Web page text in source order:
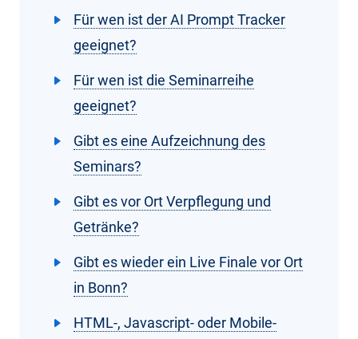
Für wen ist der AI Prompt Tracker
geeignet?
Für wen ist die Seminarreihe
geeignet?
Gibt es eine Aufzeichnung des
Seminars?
Gibt es vor Ort Verpflegung und
Getränke?
Gibt es wieder ein Live Finale vor Ort
in Bonn?
HTML-, Javascript- oder Mobile-